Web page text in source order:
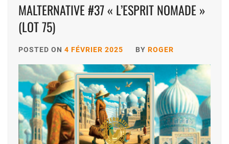
MALTERNATIVE #37 « L’ESPRIT NOMADE »
(LOT 75)
POSTED ON 4 FÉVRIER 2025 BY ROGER